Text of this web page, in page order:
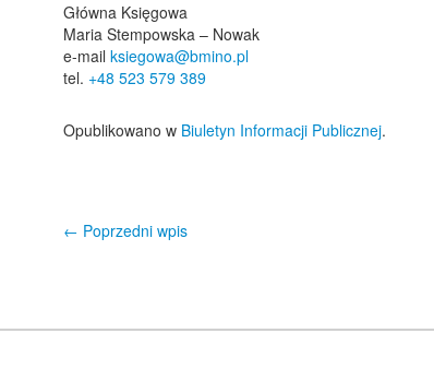
Główna Księgowa
Maria Stempowska – Nowak
e-mail ksiegowa@bmino.pl
tel. +48 523 579 389
Opublikowano w Biuletyn Informacji Publicznej.
Nawigacja wpisu
← Poprzedni wpis